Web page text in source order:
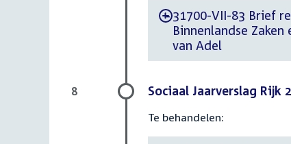
-31700-VII-83 Brief
Binnenlandse
van Adel
Sociaal Jaarverslag Rijk
Te behandelen:
8